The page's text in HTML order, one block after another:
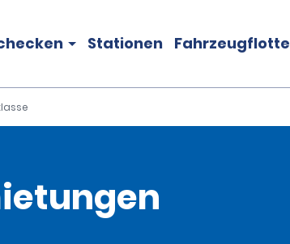
Stationen Fahrzeugflotte